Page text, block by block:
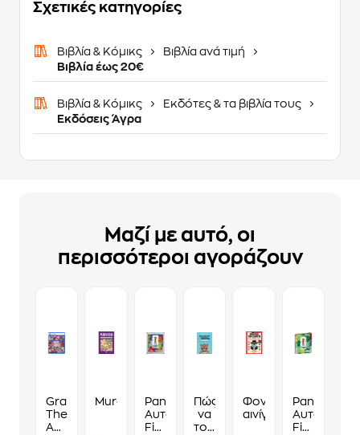
Σχετικές κατηγορίες
Βιβλία & Κόμικς
Βιβλία ανά τιμή
Βιβλία έως 20€
Βιβλία & Κόμικς
Εκδότες & τα βιβλία τους
Eκδόσεις Άγρα
Μαζί με αυτό, οι
περισσότεροι αγοράζουν
Grand
Theft
Auto
MurdokuPanini
Αυτοκόλλητα
Fifa
Πώς
να
τους
Φονικά
αινίγματα
Panini
Fifa